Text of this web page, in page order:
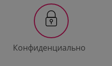
Конфиденциально